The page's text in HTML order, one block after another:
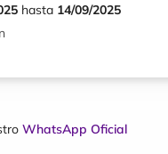
hasta 14/09/2025
WhatsApp Oficial